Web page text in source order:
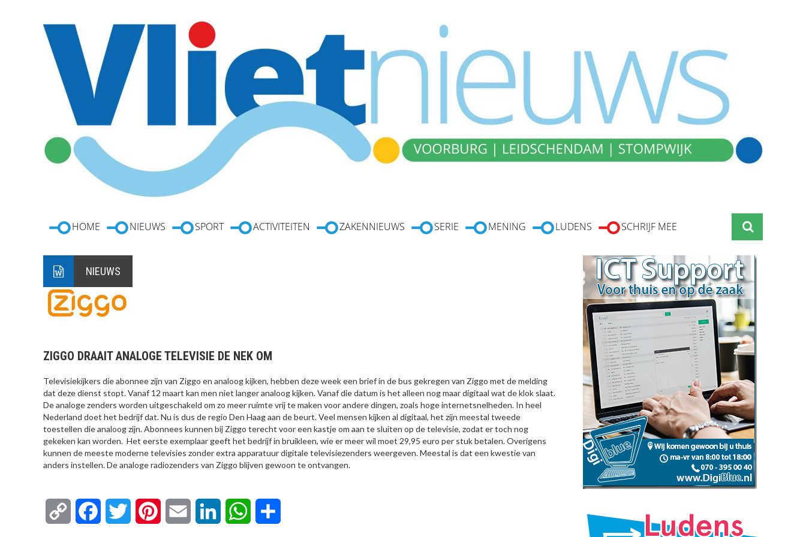
HOME NIEUWS SPORT ACTIVITEITEN ZAKENNIEUWS SERIE MENING LUDENS SCHRIJF MEE
NIEUWS
ZIGGO DRAAIT ANALOGE TELEVISIE DE NEK OM
Televisiekijkers die abonnee zijn van Ziggo en analoog kijken, hebben deze week een brief in de bus gekregen van Ziggo met de melding
dat deze dienst stopt. Vanaf 12 maart kan men niet langer analoog kijken. Vanaf die datum is het alleen nog maar digitaal wat de klok slaat.
De analoge zenders worden uitgeschakeld om zo meer ruimte vrij te maken voor andere dingen, zoals hoge internetsnelheden. In heel
Nederland doet het bedrijf dat. Nu is dus de regio Den Haag aan de beurt. Veel mensen kijken al digitaal, het zijn meestal tweede
toestellen die analoog zijn. Abonnees kunnen bij Ziggo terecht voor een kastje om aan te sluiten op de televisie, zodat er toch nog
gekeken kan worden. Het eerste exemplaar geeft het bedrijf in bruikleen, wie er meer wil moet 29,95 euro per stuk betalen. Overigens
kunnen de meeste moderne televisies zonder extra apparatuur digitale televisiezenders weergeven. Meestal is dat een kwestie van
anders instellen. De analoge radiozenders van Ziggo blijven gewoon te ontvangen.
Copy FacebookTwitter Pinterest Email LinkedIn WhatsApp